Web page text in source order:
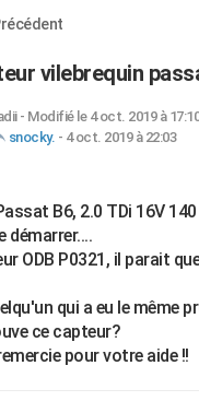
vilebrequin
- Modifié le 4 oct. 2019 à 17:10
snocky. - 4 oct. 2019 à 22:03
B6, 2.0 TDi 16V
démarrer....
ODB P0321, il parait
qui a eu le même
ce capteur?
pour votre aide !!